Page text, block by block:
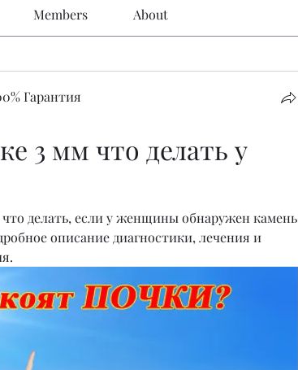
Members About
Гарантия
3 мм что делать у
делать, если у женщины обнаружен камень
описание диагностики, лечения и